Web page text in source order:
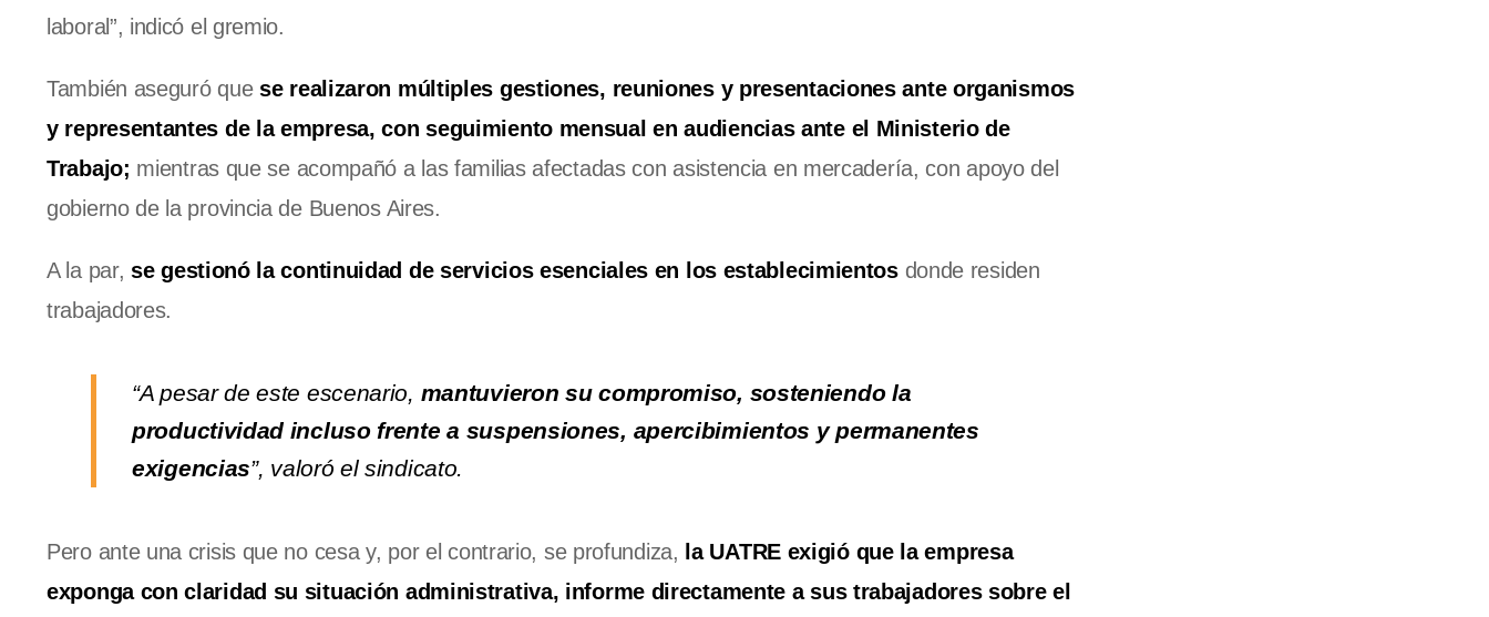
laboral”, indicó el gremio.
También aseguró quese realizaron múltiples gestiones, reuniones y presentaciones ante organismos
y representantes de la empresa, con seguimiento mensual en audiencias ante el Ministerio de
Trabajo; mientras que se acompañó a las familias afectadas con asistencia en mercadería, con apoyo del
gobierno de la provincia de Buenos Aires.
A la par, se gestionó la continuidad de servicios esenciales en los establecimientosdonde residen
trabajadores.
“A pesar de este escenario, mantuvieron su compromiso, sosteniendo la
productividad incluso frente a suspensiones, apercibimientos y permanentes
exigencias”, valoró el sindicato.
Pero ante una crisis que no cesa y, por el contrario, se profundiza, la UATRE exigió que la empresa
exponga con claridad su situación administrativa, informe directamente a sus trabajadores sobre el